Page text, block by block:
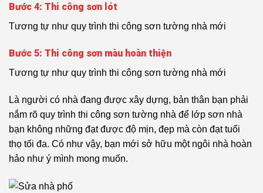
Bước 4: Thi công sơn lót
Tương tự như quy trình thi công sơn tường nhà mới
Bước 5: Thi công sơn màu hoàn thiện
Tương tự như quy trình thi công sơn tường nhà mới
Là người có nhà đang được xây dựng, bản thân bạn phải
nắm rõ quy trình thi công sơn tường nhà để lớp sơn nhà
bạn không những đạt được độ mịn, đẹp mà còn đạt tuổi
thọ tối đa. Có như vậy, bạn mới sở hữu một ngôi nhà hoàn
hảo như ý mình mong muốn.